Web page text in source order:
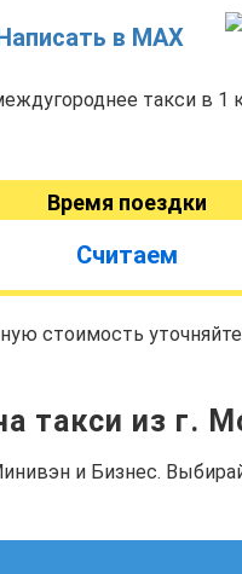
в MAX
такси в 1
Время поездки
Считаем
стоимость
такси из г.
и Бизнес.